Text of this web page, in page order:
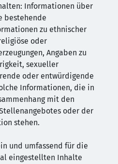
Informationen über
bestehende
zu ethnischer
oder
Angaben zu
sexueller
oder entwürdigende
Informationen, die in
mit den
oder der
stehen.
und umfassend für die
eingestellten Inhalte